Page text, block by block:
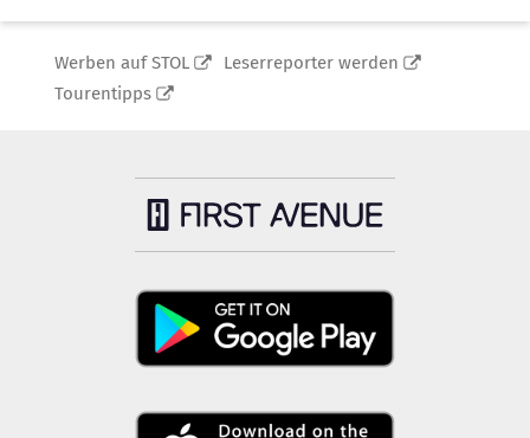
Werben auf STOL
Leserreporter werden
Tourentipps